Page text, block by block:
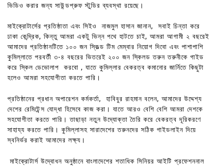
ভিডিও করার জন্য সাউন্ডপ্রুফ স্টুডির ব্যবস্থা রয়েছে।
মাইক্রোটার্সের প্রতিষ্ঠাতা এবং সিইও নাজমুল হাসান জানান, সবাই চিন্তা করে
ঢাকা কেন্দ্রিক, কিন্তু আমরা একটু ভিন্ন পথে হাটতে চাই, আমরা আগামী ২ বছরেই
আমাদের প্রতিষ্ঠানটিতে ১০০ জন স্কিল্ড টিম মেম্বার নিয়োগ দিবো এবং পাশাপাশি
কুমিল্লাতে পরবর্তী ৩-৪ বছরের ভিতরেই ২০০ জন স্কিলড তরুন তরুনীকে গাইড
করে স্কিল ডেভোলাপ করবো , যাতে কুমিল্লার বেকরত্ব কমানোর জার্নিতে কিছুটা
হলেও আমরা সহযোগীতা করতে পারি।
প্রতিষ্ঠানের প্রধান অপারেশন কর্মকর্তা, হাবিবুর রাহমান বলেন, আমাদের উদ্দেশ্য
দেশের রেমিটেন্স যোদ্ধা হিসেবে কাজ করা। যাতে আরও বেশি বেশি আমরা দেশকে
সহযোগীতা করতে পারি। তাছাড়া নতুন উদ্যোক্তা তৈরি করে বেকরত্ব দূরিকরণে
সাহায্য করতে পারি। কুমিল্লাসহ সারাদেশের তরুনদের সঠিক গাইডলাইন দিয়ে
স্বনির্ভর করাই আমাদের লক্ষ্য।
মাইক্রোটার্স উদ্বোধন অনুষ্ঠানে বাংলাদেশের শতাধিক সিনিয়র আইটি প্রফেশননাল